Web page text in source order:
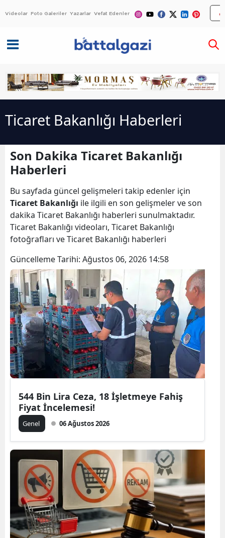
Videolar Foto Galeriler Yazarlar Vefat Edenler
Ticaret Bakanlığı Haberleri
Son Dakika Ticaret Bakanlığı
Haberleri
Bu sayfada güncel gelişmeleri takip edenler için
Ticaret Bakanlığı ile ilgili en son gelişmeler ve son
dakika Ticaret Bakanlığı haberleri sunulmaktadır.
Ticaret Bakanlığı videoları, Ticaret Bakanlığı
fotoğrafları ve Ticaret Bakanlığı haberleri
Güncelleme Tarihi: Ağustos 06, 2026 14:58
544 Bin Lira Ceza, 18 İşletmeye Fahiş
Fiyat İncelemesi!
Genel 06 Ağustos 2026